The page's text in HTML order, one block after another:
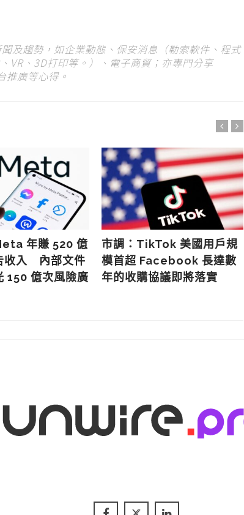
及趨勢，如企業動態、保安消息（勒索軟件、程式
VR、3D打印等。）、電子商貿；亦專門分享
推廣等心得。
年賺 520 億
收入 內部文件
150 億次風險廣
市調：TikTok 美國用戶規
模首超 Facebook 長達數
年的收購協議即將落實